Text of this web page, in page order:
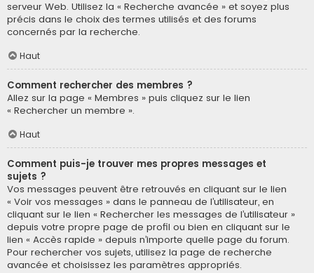
serveur Web. Utilisez la « Recherche avancée » et soyez plus
précis dans le choix des termes utilisés et des forums
concernés par la recherche.
Haut
Comment rechercher des membres ?
Allez sur la page « Membres » puis cliquez sur le lien
« Rechercher un membre ».
Haut
Comment puis-je trouver mes propres messages et
sujets ?
Vos messages peuvent être retrouvés en cliquant sur le lien
« Voir vos messages » dans le panneau de l’utilisateur, en
cliquant sur le lien « Rechercher les messages de l’utilisateur »
depuis votre propre page de profil ou bien en cliquant sur le
lien « Accès rapide » depuis n’importe quelle page du forum.
Pour rechercher vos sujets, utilisez la page de recherche
avancée et choisissez les paramètres appropriés.